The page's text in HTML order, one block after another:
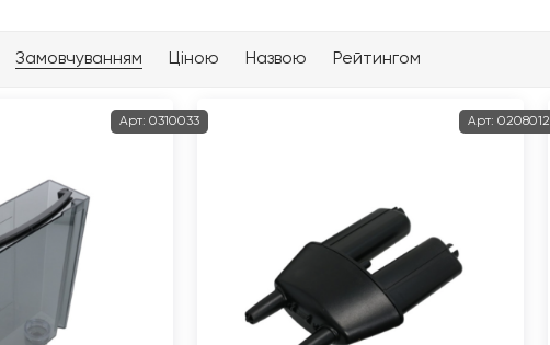
Замовчуванням Ціною Назвою Рейтингом
Арт: 0310033 Арт: 0208012